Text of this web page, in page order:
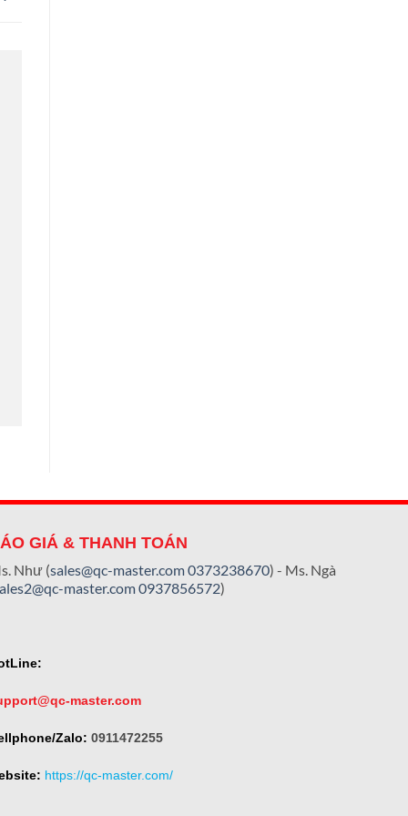
GIÁ & THANH TOÁN
Như (sales@qc-master.com0373238670) - Ms. Ngà
master.com0937856572)
master.com
Zalo: 0911472255
https://qc-master.com/